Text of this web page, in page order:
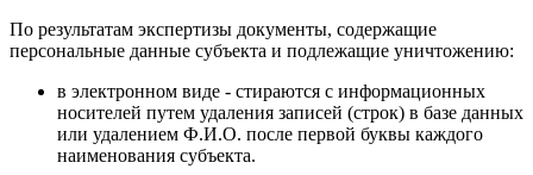
По результатам экспертизы документы, содержащие
персональные данные субъекта и подлежащие уничтожению:
в электронном виде - стираются с информационных
носителей путем удаления записей (строк) в базе данных
или удалением Ф.И.О. после первой буквы каждого
наименования субъекта.